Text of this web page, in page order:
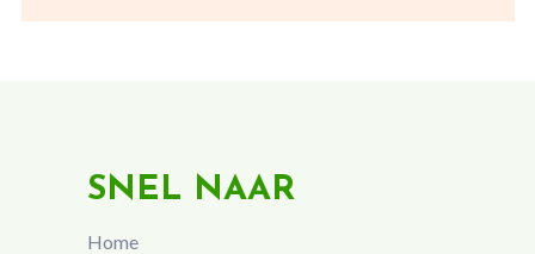
SNEL NAAR
Home